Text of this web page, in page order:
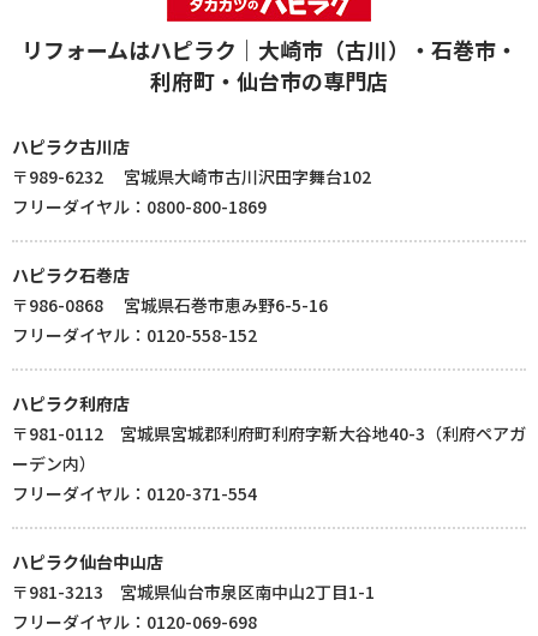
リフォームはハピラク｜大崎市（古川）・石巻市・
利府町・仙台市の専門店
ハピラク古川店
〒989-6232 宮城県大崎市古川沢田字舞台102
フリーダイヤル：0800-800-1869
ハピラク石巻店
〒986-0868 宮城県石巻市恵み野6-5-16
フリーダイヤル：0120-558-152
ハピラク利府店
〒981-0112 宮城県宮城郡利府町利府字新大谷地40-3（利府ペアガ
ーデン内）
フリーダイヤル：0120-371-554
ハピラク仙台中山店
〒981-3213 宮城県仙台市泉区南中山2丁目1-1
フリーダイヤル：0120-069-698